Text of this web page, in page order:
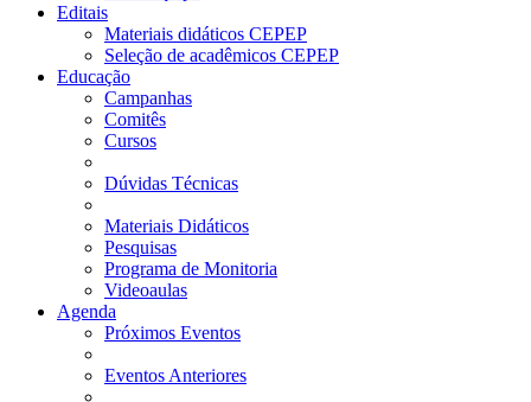
Editais
Materiais didáticos CEPEP
Seleção de acadêmicos CEPEP
Educação
Campanhas
Comitês
Cursos
Dúvidas Técnicas
Materiais Didáticos
Pesquisas
Programa de Monitoria
Videoaulas
Agenda
Próximos Eventos
Eventos Anteriores